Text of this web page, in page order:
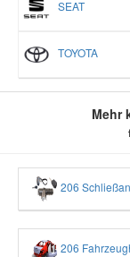
SEAT
TOYOTA
Mehr
206
206